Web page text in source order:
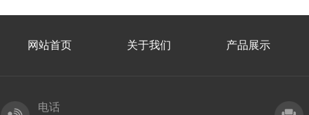
网站首页 关于我们 产品展示
电话